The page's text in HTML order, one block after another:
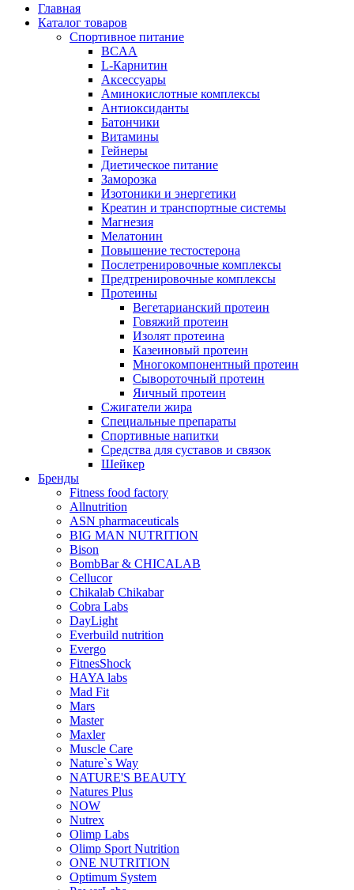
Главная
Каталог товаров
Спортивное питание
BCAA
L-Карнитин
Аксессуары
Аминокислотные комплексы
Антиоксиданты
Батончики
Витамины
Гейнеры
Диетическое питание
Заморозка
Изотоники и энергетики
Креатин и транспортные системы
Магнезия
Мелатонин
Повышение тестостерона
Послетренировочные комплексы
Предтренировочные комплексы
Протеины
Вегетарианский протеин
Говяжий протеин
Изолят протеина
Казеиновый протеин
Многокомпонентный протеин
Сывороточный протеин
Яичный протеин
Сжигатели жира
Специальные препараты
Спортивные напитки
Средства для суставов и связок
Шейкер
Бренды
Fitness food factory
Allnutrition
ASN pharmaceuticals
BIG MAN NUTRITION
Bison
BombBar & CHICALAB
Cellucor
Chikalab Chikabar
Cobra Labs
DayLight
Everbuild nutrition
Evergo
FitnesShock
HAYA labs
Mad Fit
Mars
Master
Maxler
Muscle Care
Nature`s Way
NATURE'S BEAUTY
Natures Plus
NOW
Nutrex
Olimp Labs
Olimp Sport Nutrition
ONE NUTRITION
Optimum System